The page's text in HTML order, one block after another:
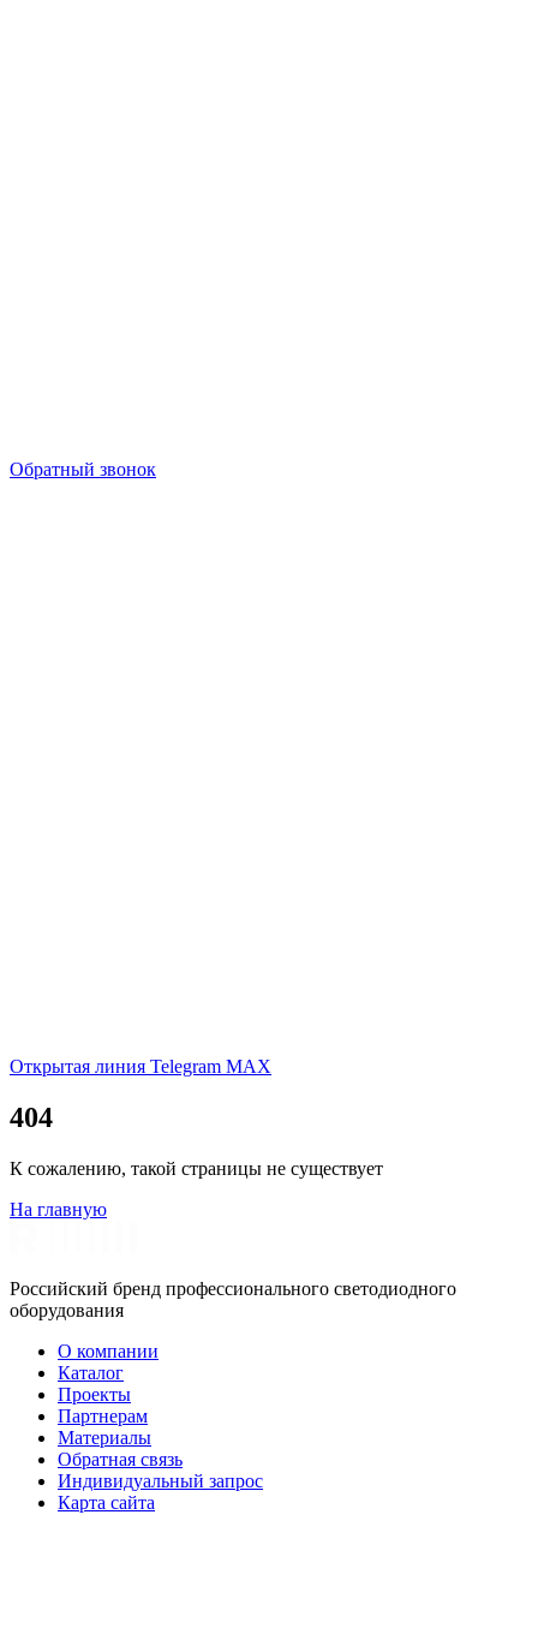
Обратный звонок
Открытая линия Telegram MAX
404
К сожалению, такой страницы не существует
На главную
Российский бренд профессионального светодиодного
оборудования
О компании
Каталог
Проекты
Партнерам
Материалы
Обратная связь
Индивидуальный запрос
Карта сайта